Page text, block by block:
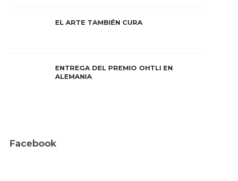
EL ARTE TAMBIÉN CURA
ENTREGA DEL PREMIO OHTLI EN
ALEMANIA
Facebook